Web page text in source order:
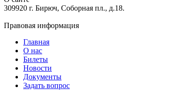
309920 г. Бирюч, Соборная пл., д.18.
Правовая информация
Главная
О нас
Билеты
Новости
Документы
Задать вопрос